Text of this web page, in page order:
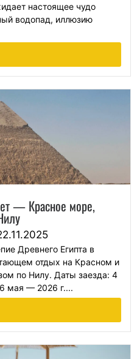
настоящее чудо
водопад, иллюзию
— Красное море,
Древнего Египта в
отдых на Красном и
по Нилу. Даты заезда: 4
мая — 2026 г....